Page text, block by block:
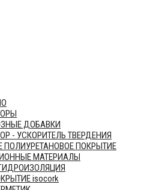
ДОБАВКИ
- УСКОРИТЕЛЬ ТВЕРДЕНИЯ
ПОЛИУРЕТАНОВОЕ ПОКРЫТИЕ
МАТЕРИАЛЫ
isocork